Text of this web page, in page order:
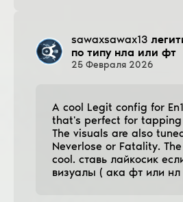
sawaxsawax13
по типу нла или фт
25 Февраля 2026
A cool Legit config for
that's perfect for tapping
The visuals are also
Neverlose or Fatality.
cool. ставь лайкосик
визуалы ( ака фт или нл